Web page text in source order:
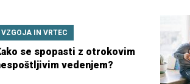
VZGOJA IN VRTEC
se spopasti z otrokovim
vedenjem?